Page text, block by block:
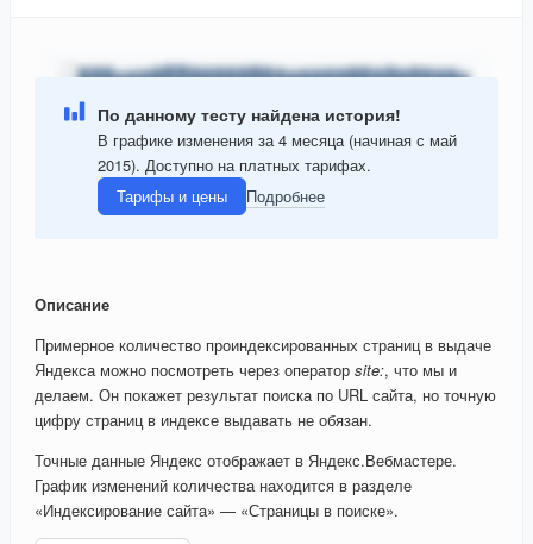
По данному тесту найдена история!
В графике изменения за 4 месяца (начиная с май
2015). Доступно на платных тарифах.
Тарифы и цены
Подробнее
Описание
Примерное количество проиндексированных страниц в выдаче
Яндекса можно посмотреть через оператор site:, что мы и
делаем. Он покажет результат поиска по URL сайта, но точную
цифру страниц в индексе выдавать не обязан.
Точные данные Яндекс отображает в Яндекс.Вебмастере.
График изменений количества находится в разделе
«Индексирование сайта» — «Страницы в поиске».